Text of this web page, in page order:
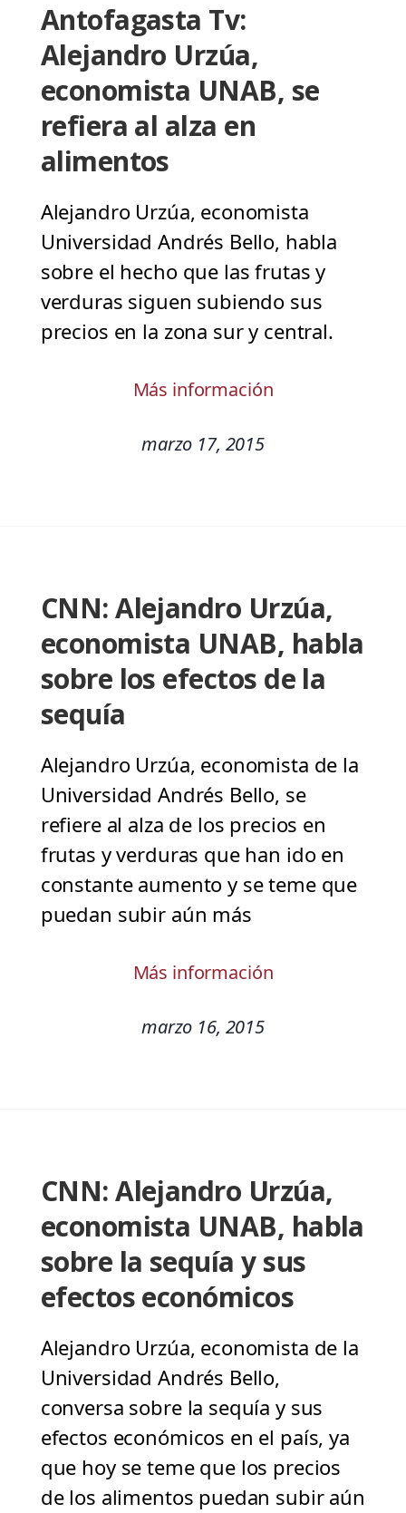
Antofagasta Tv:
Alejandro Urzúa,
economista UNAB, se
refiera al alza en
alimentos
Alejandro Urzúa, economista
Universidad Andrés Bello, habla
sobre el hecho que las frutas y
verduras siguen subiendo sus
precios en la zona sur y central.
Más información
marzo 17, 2015
CNN: Alejandro Urzúa,
economista UNAB, habla
sobre los efectos de la
sequía
Alejandro Urzúa, economista de la
Universidad Andrés Bello, se
refiere al alza de los precios en
frutas y verduras que han ido en
constante aumento y se teme que
puedan subir aún más
Más información
marzo 16, 2015
CNN: Alejandro Urzúa,
economista UNAB, habla
sobre la sequía y sus
efectos económicos
Alejandro Urzúa, economista de la
Universidad Andrés Bello,
conversa sobre la sequía y sus
efectos económicos en el país, ya
que hoy se teme que los precios
de los alimentos puedan subir aún